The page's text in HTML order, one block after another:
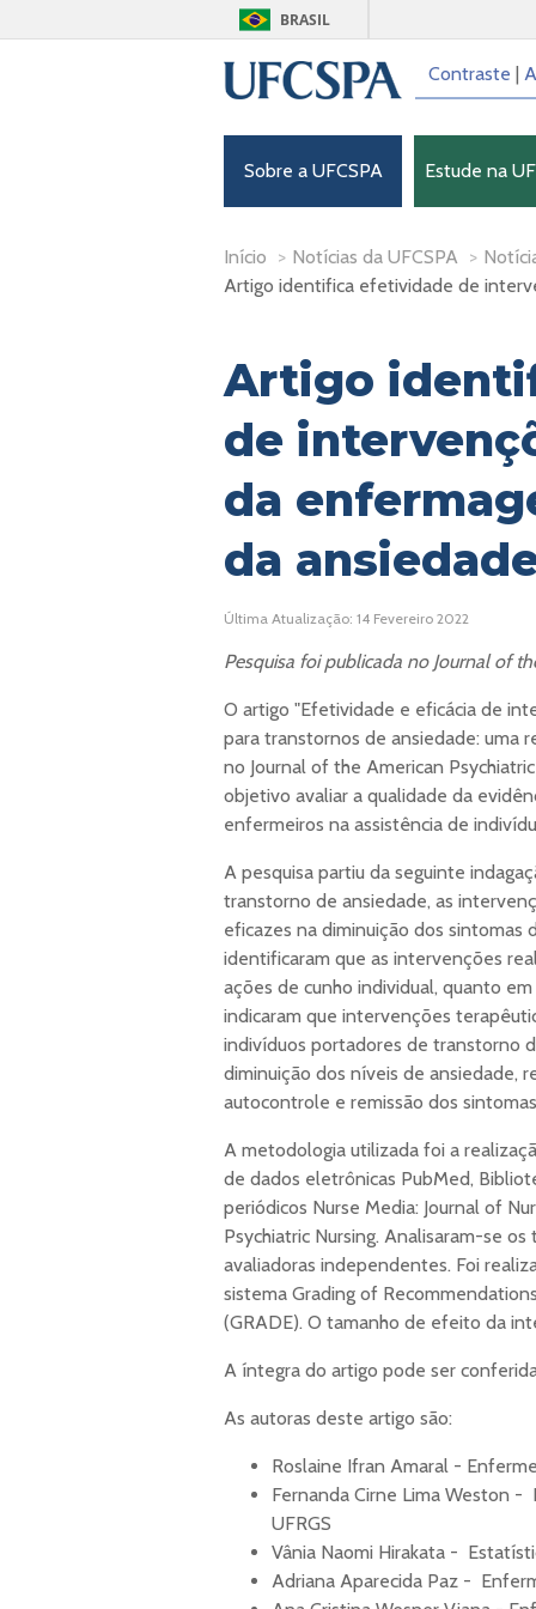
BRASIL
Contraste |
Sobre a UFCSPA Estude na
Início > Notícias da UFCSPA >
Artigo identifica efetividade de
Artigo
de
da
da
Última Atualização: 14 Fevereiro 2022
Pesquisa foi publicada no Journal of
O artigo "Efetividade e eficácia de
para transtornos de ansiedade: uma
no Journal of the American
objetivo avaliar a qualidade da
enfermeiros na assistência de
A pesquisa partiu da seguinte
transtorno de ansiedade, as
eficazes na diminuição dos sintomas
identificaram que as intervenções
ações de cunho individual, quanto
indicaram que intervenções
indivíduos portadores de transtorno
diminuição dos níveis de ansiedade,
autocontrole e remissão dos
A metodologia utilizada foi a
de dados eletrônicas PubMed,
periódicos Nurse Media: Journal of
Psychiatric Nursing. Analisaram-se
avaliadoras independentes. Foi
sistema Grading of
(GRADE). O tamanho de efeito da
A íntegra do artigo pode ser
As autoras deste artigo são:
Roslaine Ifran Amaral -
Fernanda Cirne Lima Weston -
UFRGS
Vânia Naomi Hirakata -
Adriana Aparecida Paz -